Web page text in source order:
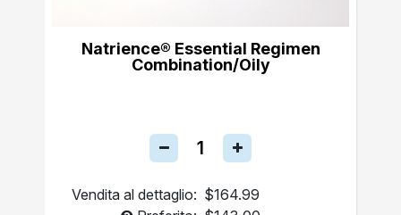
Natrience® Essential Regimen
Combination/Oily
Vendita al dettaglio: $164.99